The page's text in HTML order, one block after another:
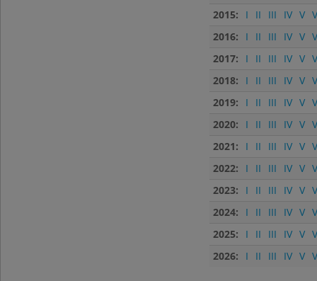
2015:
I II III IV V
2016:
I II III IV V
2017:
I II III IV V
2018:
I II III IV V
2019:
I II III IV V
2020:
I II III IV V
2021:
I II III IV V
2022:
I II III IV V
2023:
I II III IV V
2024:
I II III IV V
2025:
I II III IV V
2026:
I II III IV V